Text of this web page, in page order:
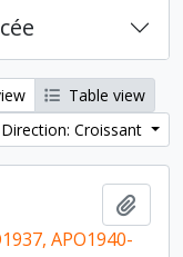
Table view
Direction: Croissant
APO1940-